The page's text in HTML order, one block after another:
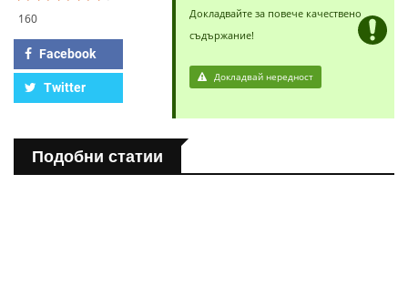
160
Facebook
Twitter
Докладвайте за повече качествено
съдържание!
Докладвай нередност
Подобни статии